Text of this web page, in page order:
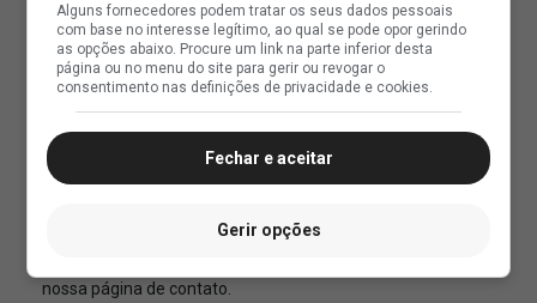
Alguns fornecedores podem tratar os seus dados pessoais
com base no interesse legítimo, ao qual se pode opor gerindo
as opções abaixo. Procure um link na parte inferior desta
página ou no menu do site para gerir ou revogar o
consentimento nas definições de privacidade e cookies.
Fechar e aceitar
Gerir opções